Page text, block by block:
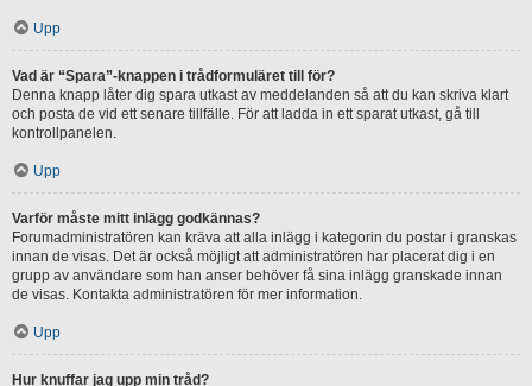
Upp
Vad är “Spara”-knappen i trådformuläret till för?
Denna knapp låter dig spara utkast av meddelanden så att du kan skriva klart
och posta de vid ett senare tillfälle. För att ladda in ett sparat utkast, gå till
kontrollpanelen.
Upp
Varför måste mitt inlägg godkännas?
Forumadministratören kan kräva att alla inlägg i kategorin du postar i granskas
innan de visas. Det är också möjligt att administratören har placerat dig i en
grupp av användare som han anser behöver få sina inlägg granskade innan
de visas. Kontakta administratören för mer information.
Upp
Hur knuffar jag upp min tråd?